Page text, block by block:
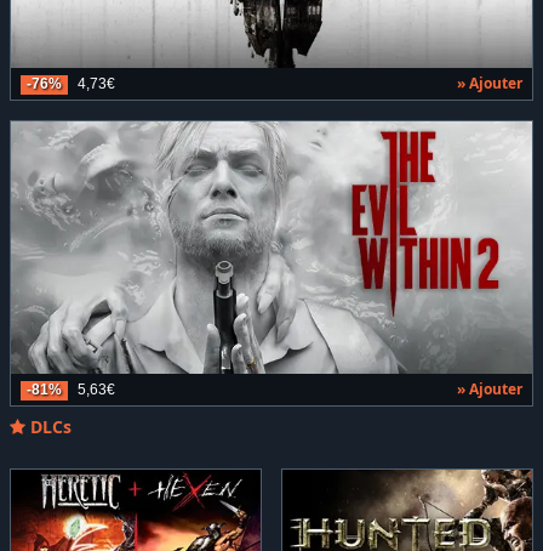
-76% 4,73€ » Ajouter
-81% 5,63€ » Ajouter
DLCs